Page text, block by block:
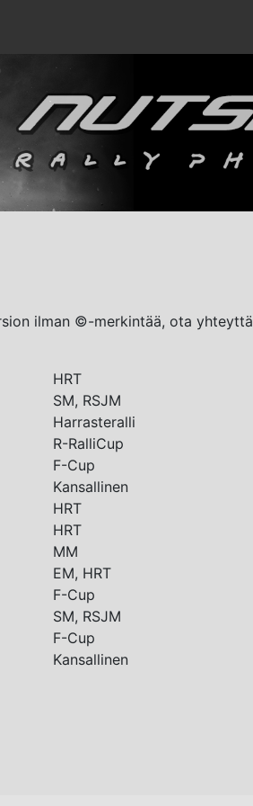
ilman ©-merkintää, ota yhteyttä
HRT
SM, RSJM
Harrasteralli
R-RalliCup
F-Cup
Kansallinen
HRT
HRT
MM
EM, HRT
F-Cup
SM, RSJM
F-Cup
Kansallinen